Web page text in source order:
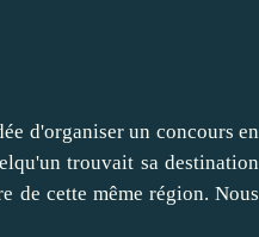
d'organiser un concours en
trouvait sa destination
de cette même région. Nous